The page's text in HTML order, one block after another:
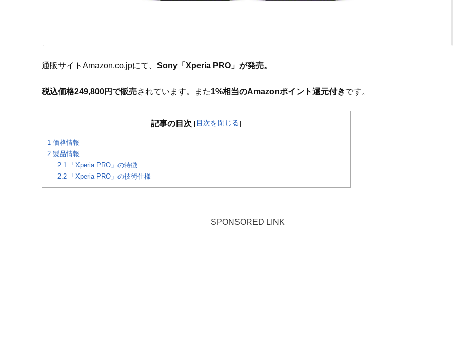
通販サイトAmazon.co.jpにて、 Sony「Xperia PRO」が発売。
税込価格249,800円で販売されています。また1%相当のAmazonポイント還元付きです。
記事の目次 [目次を閉じる]
1価格情報
2製品情報
2.1「Xperia PRO」の特徴
2.2「Xperia PRO」の技術仕様
SPONSORED LINK